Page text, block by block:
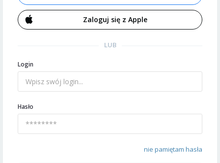
Zaloguj się z Apple
LUB
Login
Hasło
nie pamiętam hasła